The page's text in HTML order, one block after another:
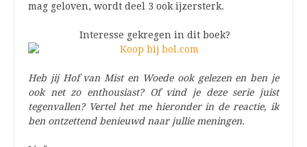
mag geloven, wordt deel 3 ook ijzersterk.
Interesse gekregen in dit boek?
Heb jij Hof van Mist en Woede ook gelezen en ben je
ook net zo enthousiast? Of vind je deze serie juist
tegenvallen? Vertel het me hieronder in de reactie, ik
ben ontzettend benieuwd naar jullie meningen.